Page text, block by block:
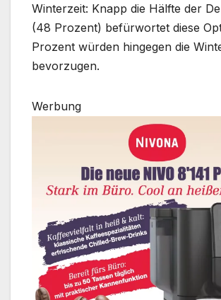
Winterzeit: Knapp die Hälfte der
(48 Prozent) befürwortet diese
Prozent würden hingegen die
bevorzugen.
Werbung